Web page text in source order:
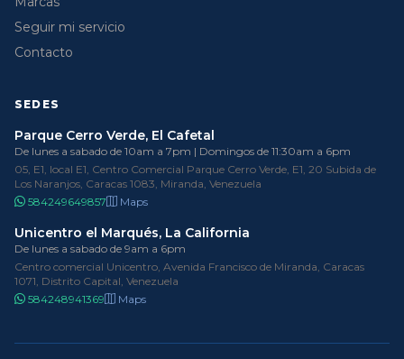
Seguir mi servicio
Contacto
SEDES
Parque Cerro Verde, El Cafetal
De lunes a sabado de 10am a 7pm | Domingos de 11:30am a 6pm
05, E1, local E1, Centro Comercial Parque Cerro Verde, E1, 20 Subida de
Los Naranjos, Caracas 1083, Miranda, Venezuela
584249649857
Maps
Unicentro el Marqués, La California
De lunes a sabado de 9am a 6pm
Centro comercial Unicentro, Avenida Francisco de Miranda, Caracas
1071, Distrito Capital, Venezuela
584248941369
Maps